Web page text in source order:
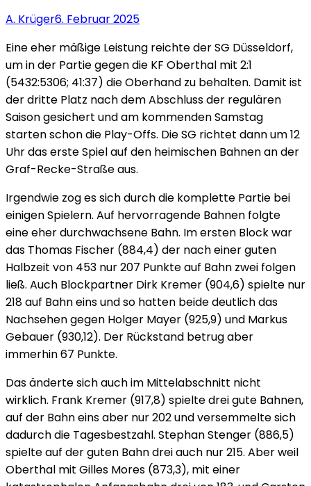
A. Krüger6. Februar 2025
Eine eher mäßige Leistung reichte der SG Düsseldorf,
um in der Partie gegen die KF Oberthal mit 2:1
(5432:5306; 41:37) die Oberhand zu behalten. Damit ist
der dritte Platz nach dem Abschluss der regulären
Saison gesichert und am kommenden Samstag
starten schon die Play-Offs. Die SG richtet dann um 12
Uhr das erste Spiel auf den heimischen Bahnen an der
Graf-Recke-Straße aus.
Irgendwie zog es sich durch die komplette Partie bei
einigen Spielern. Auf hervorragende Bahnen folgte
eine eher durchwachsene Bahn. Im ersten Block war
das Thomas Fischer (884,4) der nach einer guten
Halbzeit von 453 nur 207 Punkte auf Bahn zwei folgen
ließ. Auch Blockpartner Dirk Kremer (904,6) spielte nur
218 auf Bahn eins und so hatten beide deutlich das
Nachsehen gegen Holger Mayer (925,9) und Markus
Gebauer (930,12). Der Rückstand betrug aber
immerhin 67 Punkte.
Das änderte sich auch im Mittelabschnitt nicht
wirklich. Frank Kremer (917,8) spielte drei gute Bahnen,
auf der Bahn eins aber nur 202 und versemmelte sich
dadurch die Tagesbestzahl. Stephan Stenger (886,5)
spielte auf der guten Bahn drei auch nur 215. Aber weil
Oberthal mit Gilles Mores (873,3), mit einer